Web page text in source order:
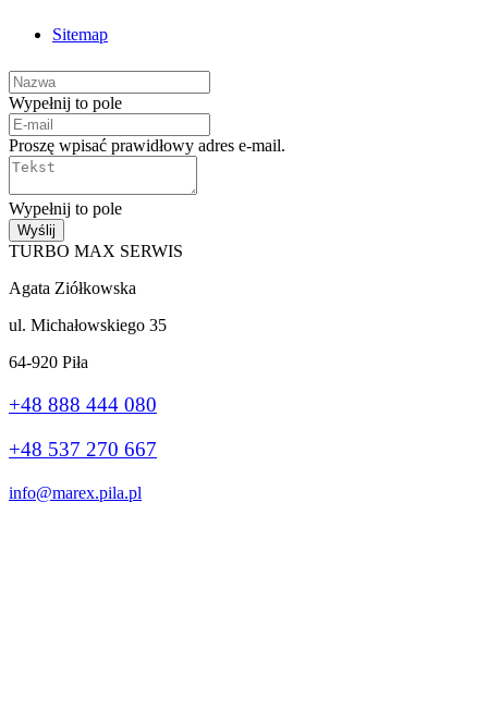
Sitemap
Wypełnij to pole
Proszę wpisać prawidłowy adres e-mail.
Wypełnij to pole
Wyślij
TURBO MAX SERWIS
Agata Ziółkowska
ul. Michałowskiego 35
64-920 Piła
+48 888 444 080
+48 537 270 667
info@marex.pila.pl